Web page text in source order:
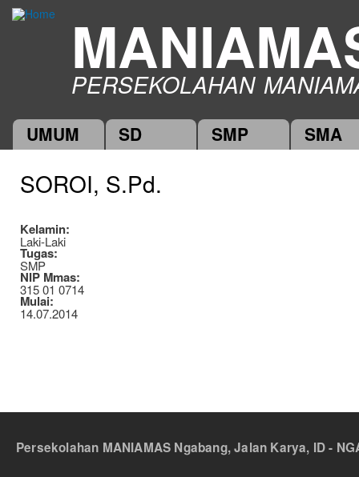
PERSEKOLAHAN
Main menu
UMUM SD SMP SMA
SOROI, S.Pd.
Kelamin:
Laki-Laki
Tugas:
SMP
NIP Mmas:
315 01 0714
Mulai:
14.07.2014
Persekolahan MANIAMAS Ngabang, Jalan Karya, ID -